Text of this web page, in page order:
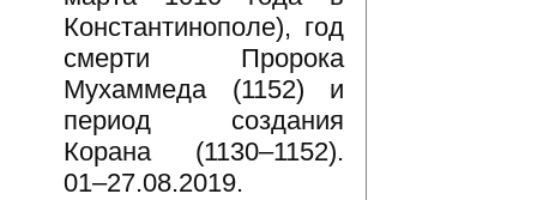
Константинополе), год
смерти Пророка
Мухаммеда (1152) и
период создания
Корана (1130–1152).
01–27.08.2019.